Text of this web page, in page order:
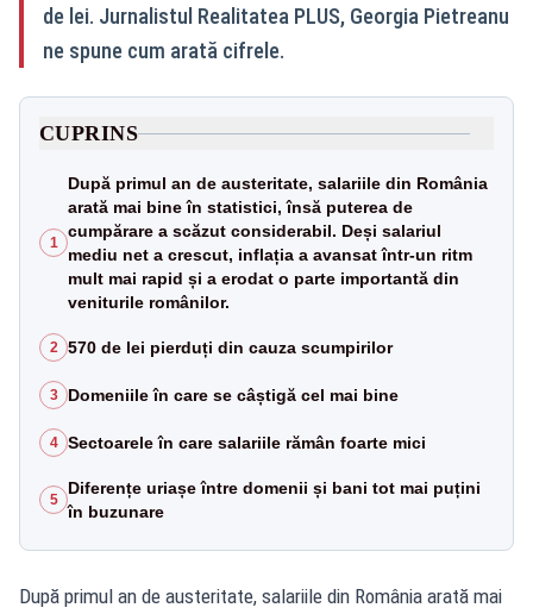
de lei. Jurnalistul Realitatea PLUS, Georgia Pietreanu
ne spune cum arată cifrele.
CUPRINS
1
După primul an de austeritate, salariile din România
arată mai bine în statistici, însă puterea de
cumpărare a scăzut considerabil. Deși salariul
mediu net a crescut, inflația a avansat într-un ritm
mult mai rapid și a erodat o parte importantă din
veniturile românilor.
2 570 de lei pierduți din cauza scumpirilor
3 Domeniile în care se câștigă cel mai bine
4 Sectoarele în care salariile rămân foarte mici
5
Diferențe uriașe între domenii și bani tot mai puțini
în buzunare
După primul an de austeritate, salariile din România arată mai